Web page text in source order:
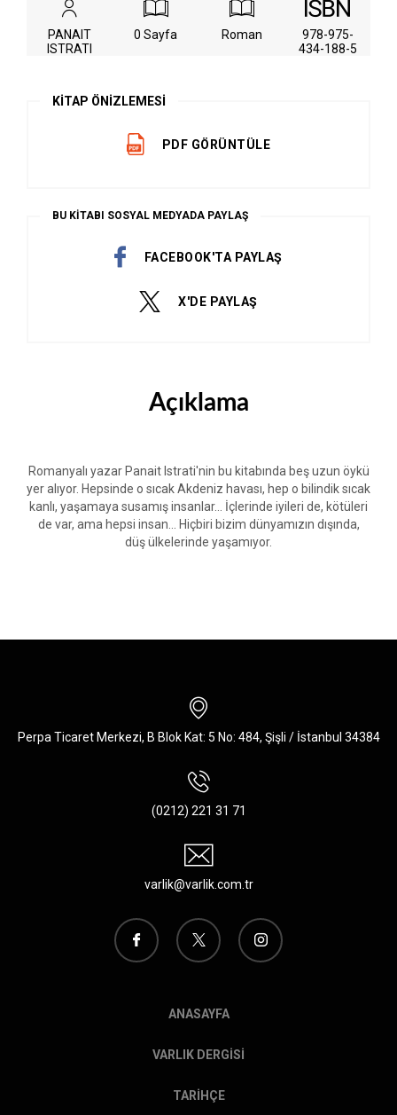
PANAIT
ISTRATI
0 Sayfa Roman
978-975-
434-188-5
KİTAP ÖNİZLEMESİ
PDF GÖRÜNTÜLE
BU KİTABI SOSYAL MEDYADA PAYLAŞ
FACEBOOK'TA PAYLAŞ
X'DE PAYLAŞ
Açıklama
Romanyalı yazar Panait Istrati'nin bu kitabında beş uzun öykü
yer alıyor. Hepsinde o sıcak Akdeniz havası, hep o bilindik sıcak
kanlı, yaşamaya susamış insanlar... İçlerinde iyileri de, kötüleri
de var, ama hepsi insan... Hiçbiri bizim dünyamızın dışında,
düş ülkelerinde yaşamıyor.
Perpa Ticaret Merkezi, B Blok Kat: 5 No: 484, Şişli / İstanbul 34384
(0212) 221 31 71
varlik@varlik.com.tr
ANASAYFA
VARLIK DERGİSİ
TARİHÇE